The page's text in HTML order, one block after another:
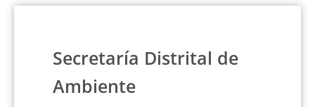
Secretaría Distrital de
Ambiente